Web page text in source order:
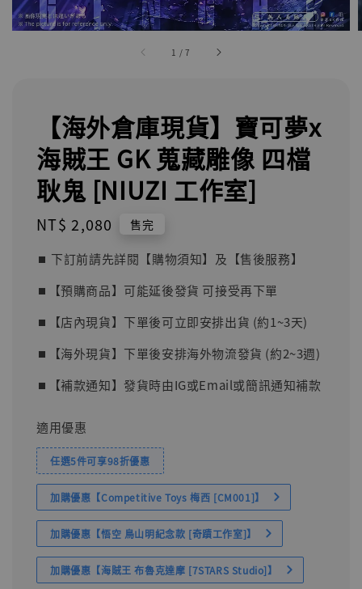
1 /7
【海外倉庫現貨】寶可夢x
海賊王 GK 蒐藏雕像 四檔
耿鬼 [NIUZI 工作室]
Regular
NT$ 2,080 售完
⏹︎ 下訂前請先詳閱【購物須知】及【售後服務】
⏹︎【預購商品】可能延後發貨 可接受再下單
⏹︎【店內現貨】下單後可立即安排出貨 (約1~3天)
⏹︎【海外現貨】下單後安排海外物流發貨 (約2~3週)
⏹︎【補款通知】發貨時由IG或Email或簡訊通知補款
適用優惠
任選5件可享98折優惠
加購優惠【Competitive Toys 梅西 [CM001]】
加購優惠【悟空 鳥山明紀念款 [奇蹟工作室]】
加購優惠【海賊王 布魯克達摩 [7STARS Studio]】